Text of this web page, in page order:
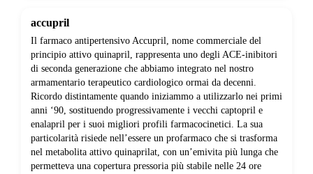
accupril
Il farmaco antipertensivo Accupril, nome commerciale del
principio attivo quinapril, rappresenta uno degli ACE-inibitori
di seconda generazione che abbiamo integrato nel nostro
armamentario terapeutico cardiologico ormai da decenni.
Ricordo distintamente quando iniziammo a utilizzarlo nei primi
anni ‘90, sostituendo progressivamente i vecchi captopril e
enalapril per i suoi migliori profili farmacocinetici. La sua
particolarità risiede nell’essere un profarmaco che si trasforma
nel metabolita attivo quinaprilat, con un’emivita più lunga che
permetteva una copertura pressoria più stabile nelle 24 ore